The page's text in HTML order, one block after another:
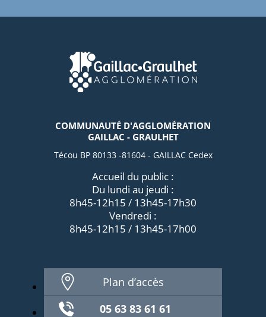
COMMUNAUTÉ D'AGGLOMÉRATION
GAILLAC - GRAULHET
Técou BP 80133 -81604 - GAILLAC Cedex
Accueil du public :
Du lundi au jeudi :
8h45-12h15 / 13h45-17h30
Vendredi :
8h45-12h15 / 13h45-17h00
Plan d’accès
05 63 83 61 61